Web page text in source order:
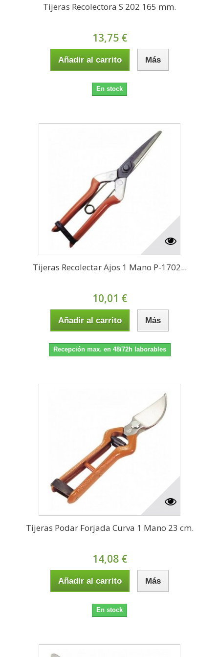
Tijeras Recolectora S 202 165 mm.
13,75 €
Añadir al carrito Más
En stock
Tijeras Recolectar Ajos 1 Mano P-1702...
10,01 €
Añadir al carrito Más
Recepción max. en 48/72h laborables
Tijeras Podar Forjada Curva 1 Mano 23 cm.
14,08 €
Añadir al carrito Más
En stock